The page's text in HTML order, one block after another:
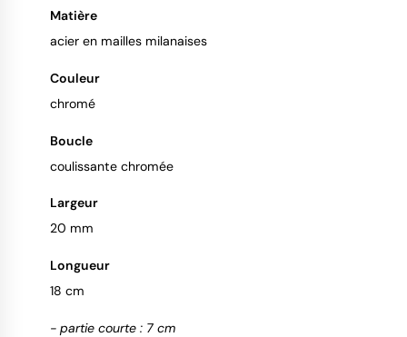
Matière
acier en mailles milanaises
Couleur
chromé
Boucle
coulissante chromée
Largeur
20 mm
Longueur
18 cm
- partie courte : 7 cm